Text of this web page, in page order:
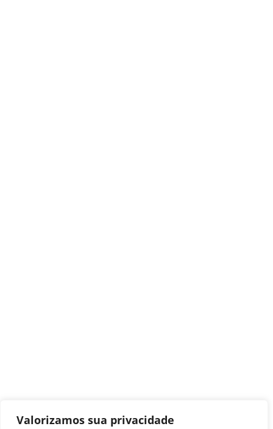
Valorizamos sua privacidade